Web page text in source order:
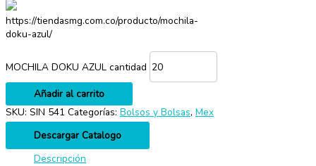
https://tiendasmg.com.co/producto/mochila-
doku-azul/
MOCHILA DOKU AZUL cantidad
Añadir al carrito
SKU: SIN 541 Categorías: Bolsos y Bolsas, Mex
Descargar Catalogo
Descripción